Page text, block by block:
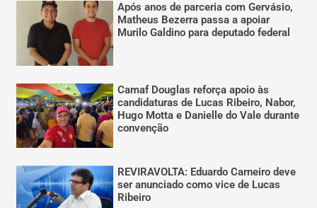
Após anos de parceria com Gervásio,
Matheus Bezerra passa a apoiar
Murilo Galdino para deputado federal
Camaf Douglas reforça apoio às
candidaturas de Lucas Ribeiro, Nabor,
Hugo Motta e Danielle do Vale durante
convenção
REVIRAVOLTA: Eduardo Carneiro deve
ser anunciado como vice de Lucas
Ribeiro